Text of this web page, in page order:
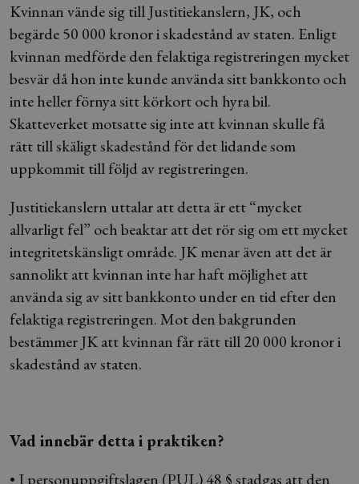
Kvinnan vände sig till Justitiekanslern, JK, och
begärde 50 000 kronor i skadestånd av staten. Enligt
kvinnan medförde den felaktiga registreringen mycket
besvär då hon inte kunde använda sitt bankkonto och
inte heller förnya sitt körkort och hyra bil.
Skatteverket motsatte sig inte att kvinnan skulle få
rätt till skäligt skadestånd för det lidande som
uppkommit till följd av registreringen.
Justitiekanslern uttalar att detta är ett “mycket
allvarligt fel” och beaktar att det rör sig om ett mycket
integritetskänsligt område. JK menar även att det är
sannolikt att kvinnan inte har haft möjlighet att
använda sig av sitt bankkonto under en tid efter den
felaktiga registreringen. Mot den bakgrunden
bestämmer JK att kvinnan får rätt till 20 000 kronor i
skadestånd av staten.
Vad innebär detta i praktiken?
• I personuppgiftslagen (PUL) 48 § stadgas att den